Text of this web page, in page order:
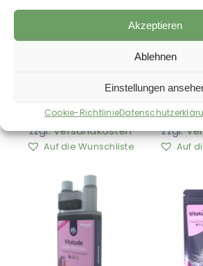
Akzeptieren
Ablehnen
Einstellungen
Cookie-Richtlinie
with Garlic 12.5kg
3,40€/kg
zzgl.Versandkosten
Auf die Wunschliste
92,00€
zzgl.
Auf